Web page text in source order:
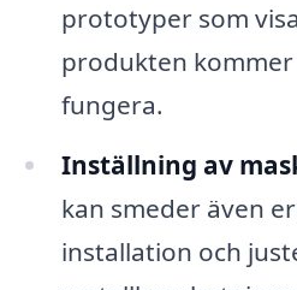
prototyper som
produkten
fungera.
Inställning av
kan smeder även
installation och